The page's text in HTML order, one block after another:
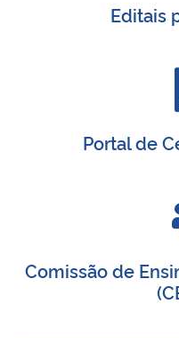
Editais
Portal de
Comissão de